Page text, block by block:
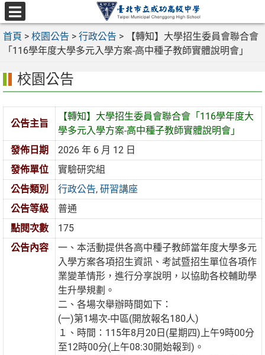
跳
至
主
區
選
單
首頁 > 校園公告 > 行政公告 >
【轉知】大學招生委員會聯合會
「116學年度大學多元入學方案-高中種子教師實體說明會」
校園公告
公告主旨
【轉知】大學招生委員會聯合會「116學年度大
學多元入學方案-高中種子教師實體說明會」
發佈日期
2026 年 6 月 12 日
發佈單位
實驗研究組
公告類別
行政公告,研習講座
公告等級
普通
點閱次數
175
公告內容
一、本活動提供各高中種子教師當年度大學多元
入學方案各項招生資訊、考試暨招生單位各項作
業變革情形，進行分享說明，以協助各校輔助學
生升學規劃。
二、各場次舉辦時間如下：
(一)第1場次-中區(開放報名180人)
１、時間：115年8月20日(星期四)上午9時00分
至12時00分(上午08:30開始報到)。